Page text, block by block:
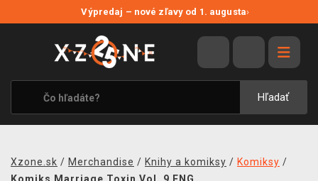
Výpredaj – nové zľavy od 1. augusta›
Hľadať
VÝPREDAJ
VIDEOHRY
XZONE ORIGINALS
TEMATIKY
MERCHANDISE
Xzone.sk / Merchandise / Knihy a komiksy / Komiksy /